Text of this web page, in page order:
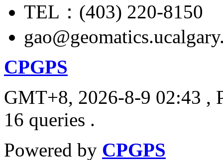
TEL：(403) 220-8150
CPGPS
GMT+8, 2026-8-9 02:43 ,
16 queries .
Powered by CPGPS